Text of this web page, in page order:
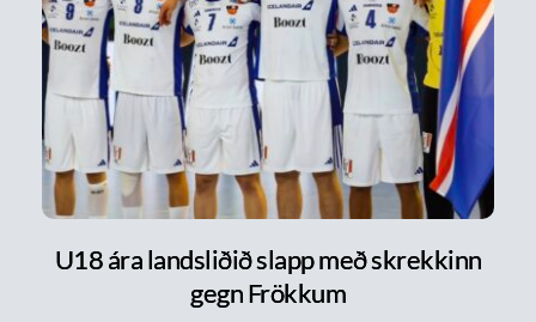
U18 ára landsliðið slapp með skrekkinn
gegn Frökkum